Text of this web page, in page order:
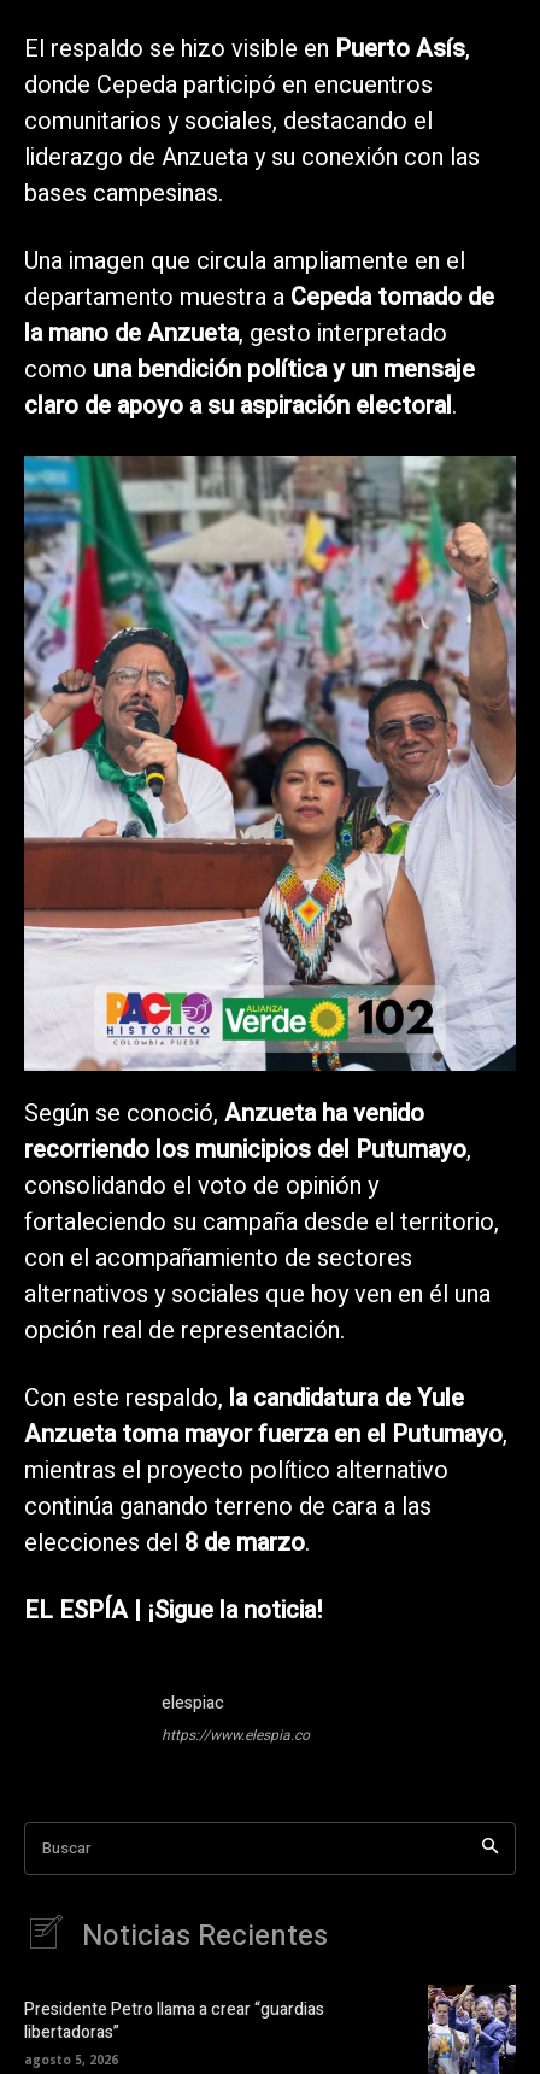
El respaldo se hizo visible en Puerto Asís,
donde Cepeda participó en encuentros
comunitarios y sociales, destacando el
liderazgo de Anzueta y su conexión con las
bases campesinas.
Una imagen que circula ampliamente en el
departamento muestra a Cepeda tomado de
la mano de Anzueta, gesto interpretado
como una bendición política y un mensaje
claro de apoyo a su aspiración electoral.
Según se conoció, Anzueta ha venido
recorriendo los municipios del Putumayo,
consolidando el voto de opinión y
fortaleciendo su campaña desde el territorio,
con el acompañamiento de sectores
alternativos y sociales que hoy ven en él una
opción real de representación.
Con este respaldo, la candidatura de Yule
Anzueta toma mayor fuerza en el Putumayo,
mientras el proyecto político alternativo
continúa ganando terreno de cara a las
elecciones del 8 de marzo.
EL ESPÍA | ¡Sigue la noticia!
elespiac
https://www.elespia.co
Buscar
Noticias Recientes
Presidente Petro llama a crear “guardias
libertadoras”
agosto 5, 2026